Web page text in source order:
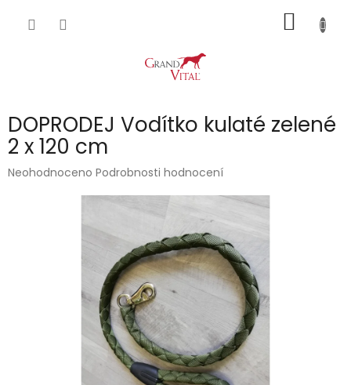
KOŠÍK
DOPRODEJ Vodítko kulaté zelené
2 x 120 cm
Průměrné
Neohodnoceno Podrobnosti hodnocení